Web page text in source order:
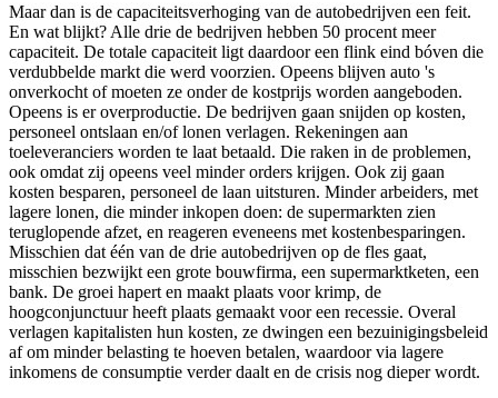
Maar dan is de capaciteitsverhoging van de autobedrijven een feit.
En wat blijkt? Alle drie de bedrijven hebben 50 procent meer
capaciteit. De totale capaciteit ligt daardoor een flink eind bóven die
verdubbelde markt die werd voorzien. Opeens blijven auto 's
onverkocht of moeten ze onder de kostprijs worden aangeboden.
Opeens is er overproductie. De bedrijven gaan snijden op kosten,
personeel ontslaan en/of lonen verlagen. Rekeningen aan
toeleveranciers worden te laat betaald. Die raken in de problemen,
ook omdat zij opeens veel minder orders krijgen. Ook zij gaan
kosten besparen, personeel de laan uitsturen. Minder arbeiders, met
lagere lonen, die minder inkopen doen: de supermarkten zien
teruglopende afzet, en reageren eveneens met kostenbesparingen.
Misschien dat één van de drie autobedrijven op de fles gaat,
misschien bezwijkt een grote bouwfirma, een supermarktketen, een
bank. De groei hapert en maakt plaats voor krimp, de
hoogconjunctuur heeft plaats gemaakt voor een recessie. Overal
verlagen kapitalisten hun kosten, ze dwingen een bezuinigingsbeleid
af om minder belasting te hoeven betalen, waardoor via lagere
inkomens de consumptie verder daalt en de crisis nog dieper wordt.